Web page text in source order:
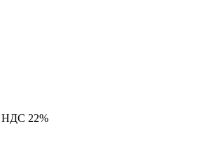
НДС 22%